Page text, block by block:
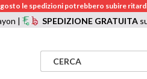
le spedizioni potrebbero subire
| SPEDIZIONE GRATUITA